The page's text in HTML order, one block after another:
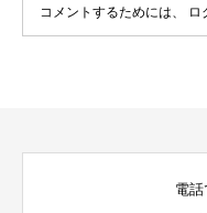
コメントするためには、 ロ
電